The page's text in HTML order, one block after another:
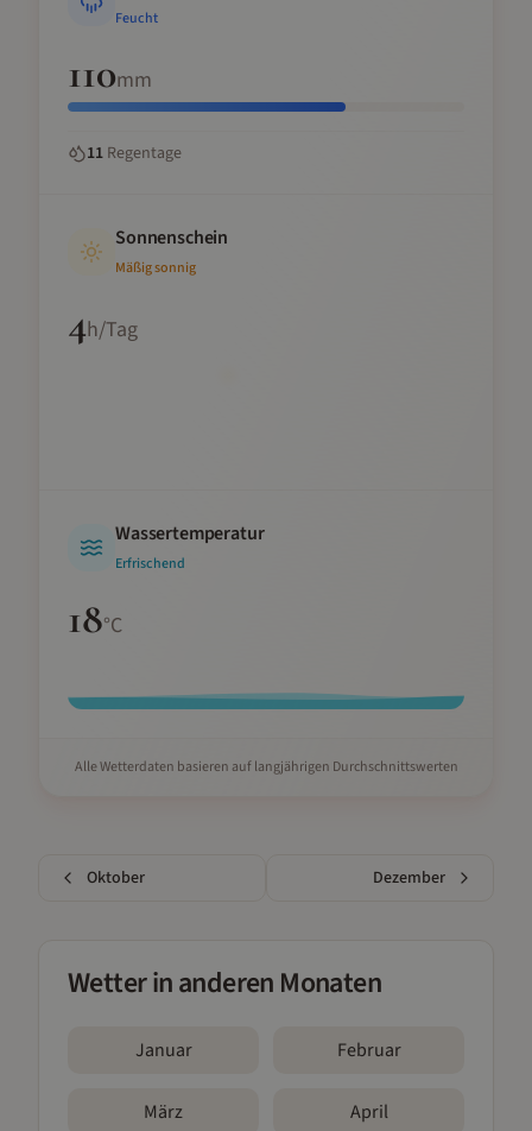
Feucht
110mm
11 Regentage
Sonnenschein
Mäßig sonnig
4h/Tag
Wassertemperatur
Erfrischend
18°C
Alle Wetterdaten basieren auf langjährigen Durchschnittswerten
Oktober Dezember
Wetter in anderen Monaten
Januar Februar
März April